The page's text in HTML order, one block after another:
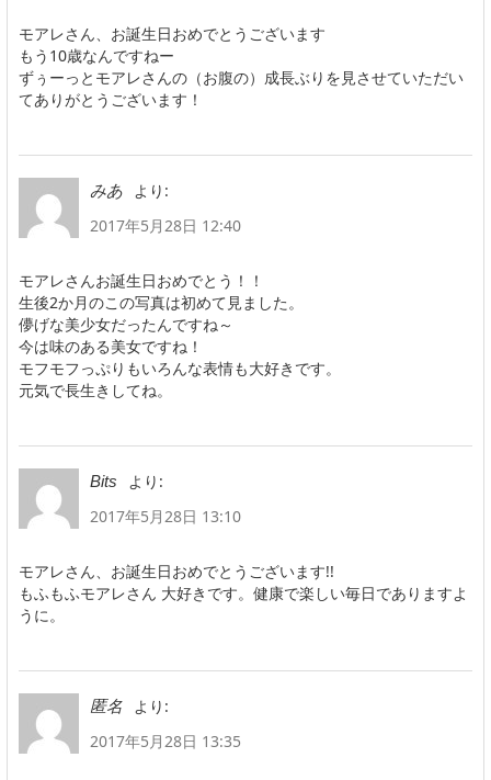
モアレさん、お誕生日おめでとうございます
もう10歳なんですねー
ずぅーっとモアレさんの（お腹の）成長ぶりを見させていただい
てありがとうございます！
みあ
より:
2017年5月28日 12:40
モアレさんお誕生日おめでとう！！
生後2か月のこの写真は初めて見ました。
儚げな美少女だったんですね～
今は味のある美女ですね！
モフモフっぷりもいろんな表情も大好きです。
元気で長生きしてね。
Bits
より:
2017年5月28日 13:10
モアレさん、お誕生日おめでとうございます!!
もふもふモアレさん 大好きです。健康で楽しい毎日でありますよ
うに。
匿名
より:
2017年5月28日 13:35